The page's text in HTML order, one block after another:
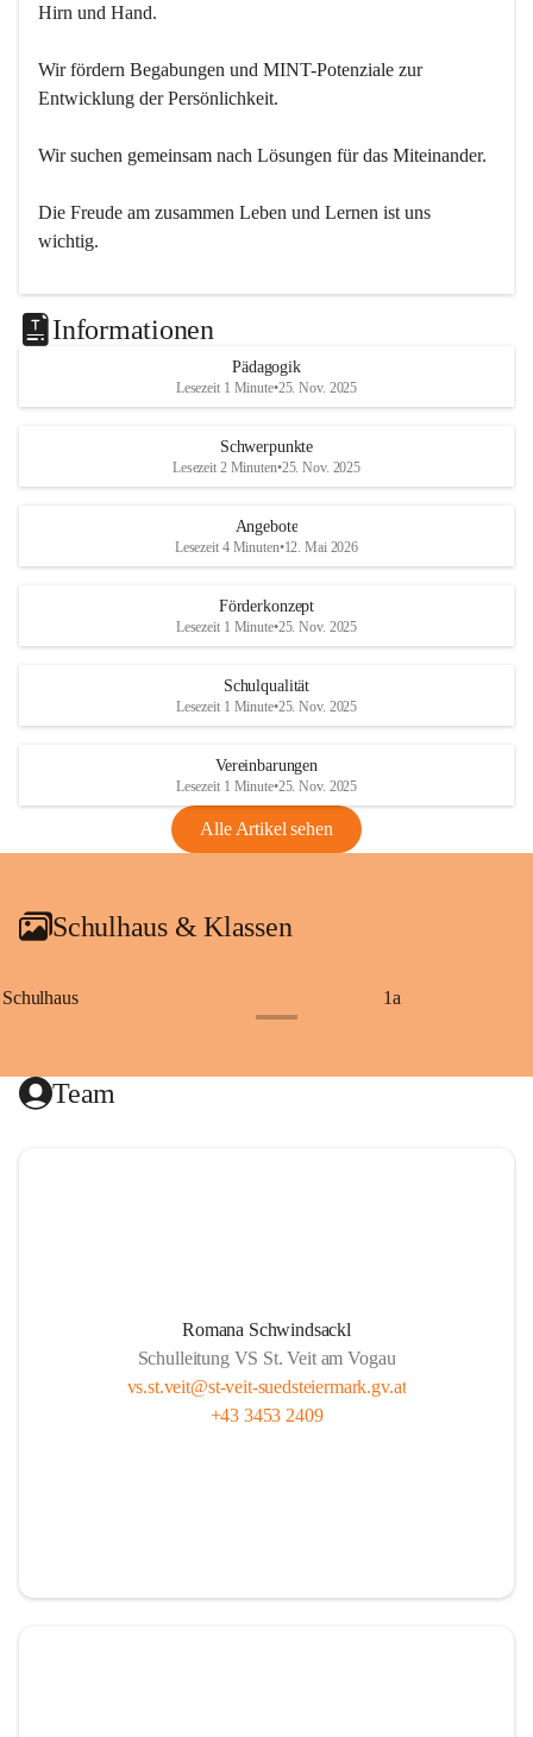
Hirn und Hand.
Wir fördern Begabungen und MINT-Potenziale zur
Entwicklung der Persönlichkeit.
Wir suchen gemeinsam nach Lösungen für das Miteinander.
Die Freude am zusammen Leben und Lernen ist uns
wichtig.
Informationen
Pädagogik
Lesezeit 1 Minute•25. Nov. 2025
Schwerpunkte
Lesezeit 2 Minuten•25. Nov. 2025
Angebote
Lesezeit 4 Minuten•12. Mai 2026
Förderkonzept
Lesezeit 1 Minute•25. Nov. 2025
Schulqualität
Lesezeit 1 Minute•25. Nov. 2025
Vereinbarungen
Lesezeit 1 Minute•25. Nov. 2025
Alle Artikel sehen
Schulhaus & Klassen
Schulhaus 1a
Team
Romana Schwindsackl
Schulleitung VS St. Veit am Vogau
vs.st.veit@st-veit-suedsteiermark.gv.at
+43 3453 2409